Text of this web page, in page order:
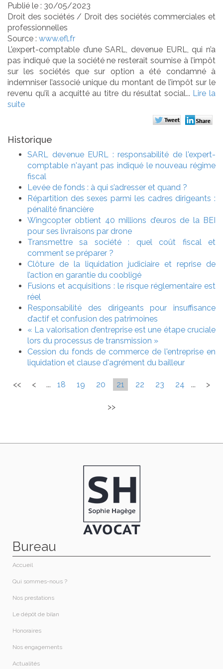
Publié le : 30/05/2023
Droit des sociétés / Droit des sociétés commerciales et
professionnelles
Source : www.efl.fr
L’expert-comptable d’une SARL, devenue EURL, qui n’a
pas indiqué que la société ne resterait soumise à l’impôt
sur les sociétés que sur option a été condamné à
indemniser l’associé unique du montant de l’impôt sur le
revenu qu’il a acquitté au titre du résultat social... Lire la
suite
Historique
SARL devenue EURL : responsabilité de l'expert-
comptable n'ayant pas indiqué le nouveau régime
fiscal
Levée de fonds : à qui s’adresser et quand ?
Répartition des sexes parmi les cadres dirigeants :
pénalité financière
Wingcopter obtient 40 millions d’euros de la BEI
pour ses livraisons par drone
Transmettre sa société : quel coût fiscal et
comment se préparer ?
Clôture de la liquidation judiciaire et reprise de
l’action en garantie du coobligé
Fusions et acquisitions : le risque réglementaire est
réel
Responsabilité des dirigeants pour insuffisance
d’actif et confusion des patrimoines
« La valorisation d’entreprise est une étape cruciale
lors du processus de transmission »
Cession du fonds de commerce de l'entreprise en
liquidation et clause d'agrément du bailleur
<< < ... 18 19 20 21 22 23 24 ... >
>>
Bureau
Accueil
Qui sommes-nous ?​
Nos prestations​
Le dépôt de bilan
Honoraires​
Nos engagements
Actualités